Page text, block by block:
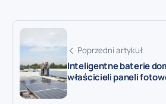
Poprzedni artykuł
Inteligentne baterie
właścicieli paneli